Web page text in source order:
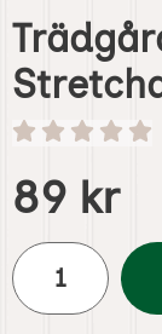
Handla denna
pris
89 kr
antal